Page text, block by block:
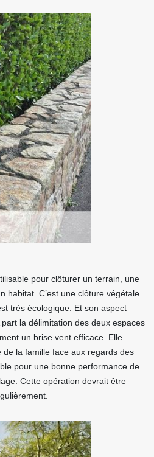
pour clôturer un terrain, une
habitat. C’est une clôture végétale.
très écologique. Et son aspect
la délimitation des deux espaces
un brise vent efficace. Elle
de la famille face aux regards des
pour une bonne performance de
Cette opération devrait être